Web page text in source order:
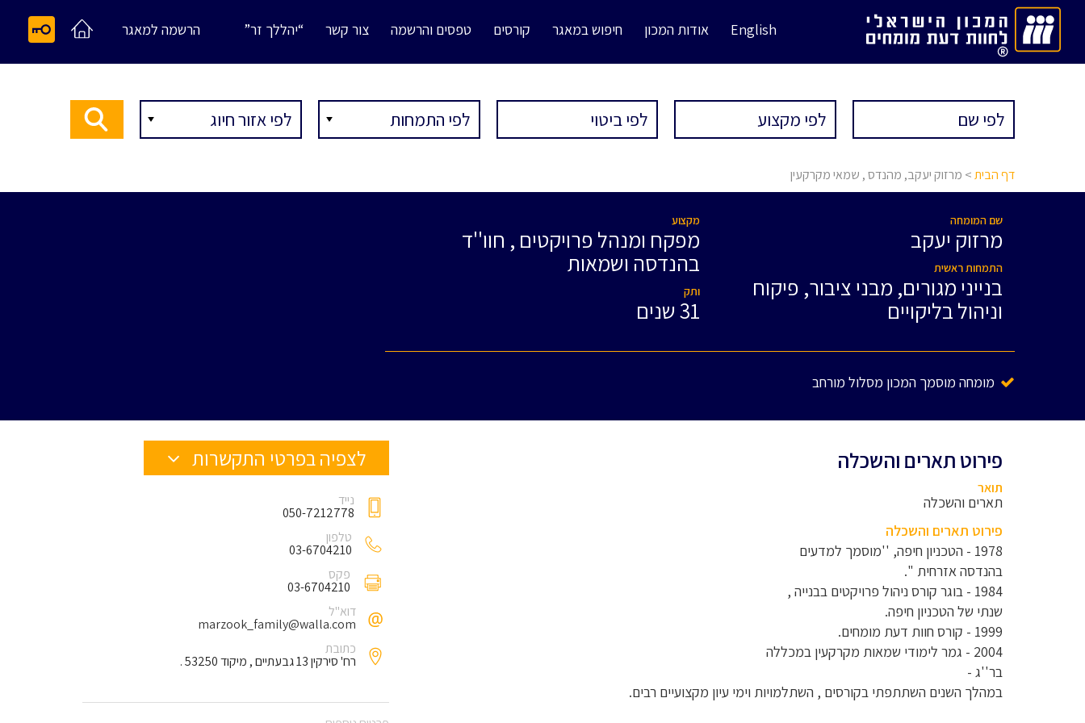
English אודות המכון חיפוש במאגר קורסים טפסים והרשמה צור קשר “יהללך זר” הרשמה למאגר
דף הבית> מרזוק יעקב, מהנדס , שמאי מקרקעין
שם המומחה
מרזוק יעקב
התמחות ראשית
בנייני מגורים, מבני ציבור, פיקוח
וניהול בליקויים
מקצוע
מפקח ומנהל פרויקטים , חוו''ד
בהנדסה ושמאות
ותק
31 שנים
מומחה מוסמך המכון מסלול מורחב
פירוט תארים והשכלה
תואר
תארים והשכלה
פירוט תארים והשכלה
1978 - הטכניון חיפה, ''מוסמך למדעים
בהנדסה אזרחית ''.
1984 - בוגר קורס ניהול פרויקטים בבנייה ,
שנתי של הטכניון חיפה.
1999 - קורס חוות דעת מומחים.
2004 - גמר לימודי שמאות מקרקעין במכללה
בר''ג -
במהלך השנים השתתפתי בקורסים , השתלמויות וימי עיון מקצועיים רבים.
לצפיה בפרטי התקשרות
נייד
050-7212778
טלפון
03-6704210
פקס
03-6704210
דוא"ל
marzook_family@walla.com
כתובת
רח' סירקין 13 גבעתיים , מיקוד 53250 .